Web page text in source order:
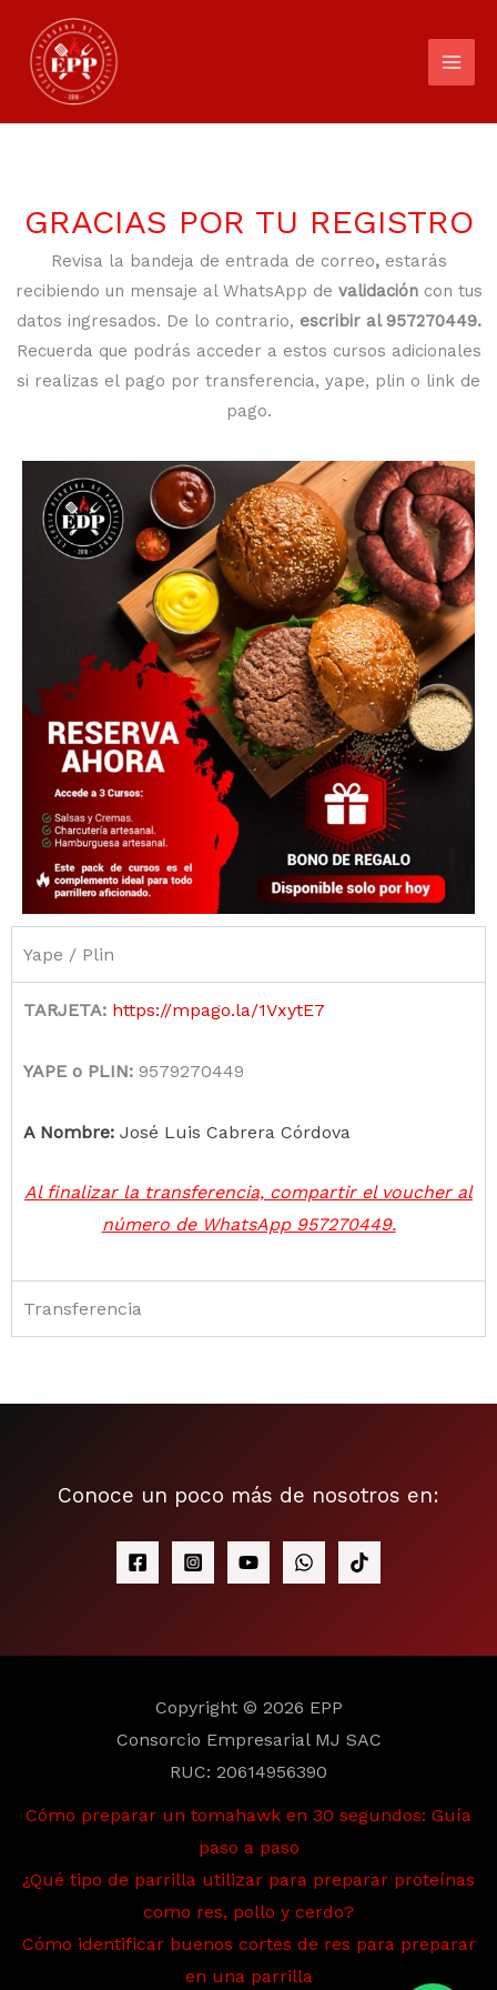
contenido
GRACIAS POR TU REGISTRO​
Revisa la bandeja de entrada de correo, estarás
recibiendo un mensaje al WhatsApp de validacióncon tus
datos ingresados. De lo contrario, escribir al 957270449.
Recuerda que podrás acceder a estos cursos adicionales
si realizas el pago por transferencia, yape, plin o link de
pago.
Yape / Plin
TARJETA: https://mpago.la/1VxytE7
YAPE o PLIN: 9579270449
A Nombre: José Luis Cabrera Córdova
Al finalizar la transferencia, compartir el voucher al
número de WhatsApp 957270449.
Transferencia
Conoce un poco más de nosotros en:
Copyright © 2026 EPP
Consorcio Empresarial MJ SAC
RUC: 20614956390
Cómo preparar un tomahawk en 30 segundos: Guía
paso a paso
¿Qué tipo de parrilla utilizar para preparar proteínas
como res, pollo y cerdo?
Cómo identificar buenos cortes de res para preparar
en una parrilla